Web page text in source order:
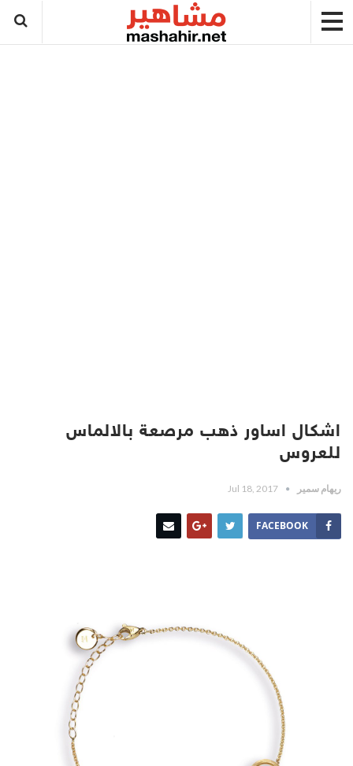
اشكال اساور ذهب مرصعة بالالماس
للعروس
ريهام سمير Jul 18, 2017
FACEBOOK